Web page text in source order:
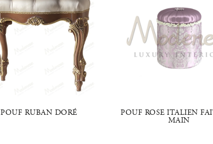
POUF RUBAN DORÉ
POUF ROSE ITALIEN
MAIN